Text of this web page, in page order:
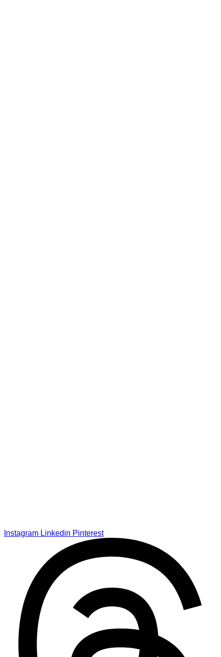
Instagram Linkedin Pinterest